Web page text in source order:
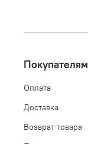
Покупателям
Оплата
Доставка
Возврат товара